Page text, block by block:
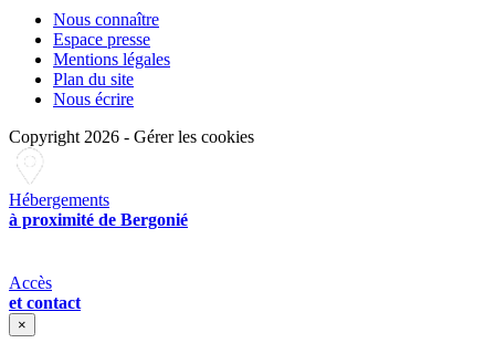
Nous connaître
Espace presse
Mentions légales
Plan du site
Nous écrire
Copyright 2026 - Gérer les cookies
Hébergements
à proximité de Bergonié
Accès
et contact
×